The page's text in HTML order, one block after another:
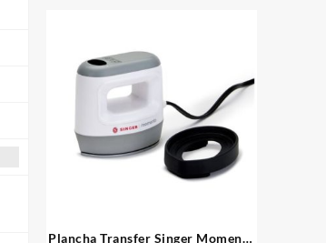
Plancha Transfer Singer Momento